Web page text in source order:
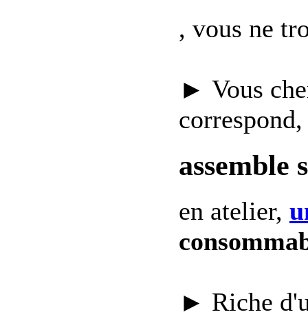
, vous ne
► Vous
correspond,
assemble
en atelier,
► Riche